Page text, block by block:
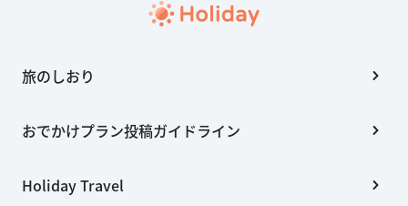
旅のしおり
おでかけプラン投稿ガイドライン
Holiday Travel